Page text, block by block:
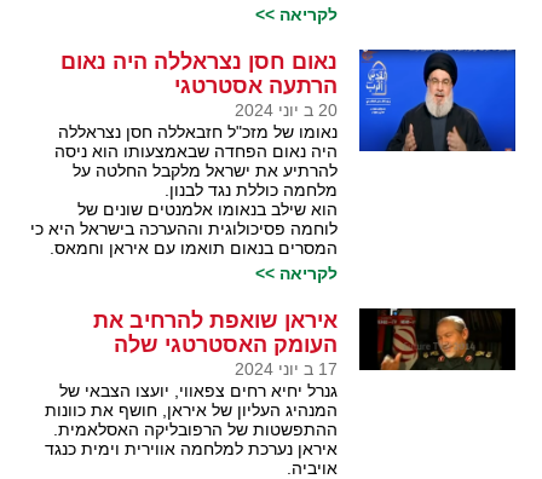
לקריאה >>
נאום חסן נצראללה היה נאום
הרתעה אסטרטגי
20 ב יוני 2024
נאומו של מזכ"ל חזבאללה חסן נצראללה
היה נאום הפחדה שבאמצעותו הוא ניסה
להרתיע את ישראל מלקבל החלטה על
מלחמה כוללת נגד לבנון.
הוא שילב בנאומו אלמנטים שונים של
לוחמה פסיכולוגית וההערכה בישראל היא כי
המסרים בנאום תואמו עם איראן וחמאס.
לקריאה >>
איראן שואפת להרחיב את
העומק האסטרטגי שלה
17 ב יוני 2024
גנרל יחיא רחים צפאווי, יועצו הצבאי של
המנהיג העליון של איראן, חושף את כוונות
ההתפשטות של הרפובליקה האסלאמית.
איראן נערכת למלחמה אווירית וימית כנגד
אויביה.